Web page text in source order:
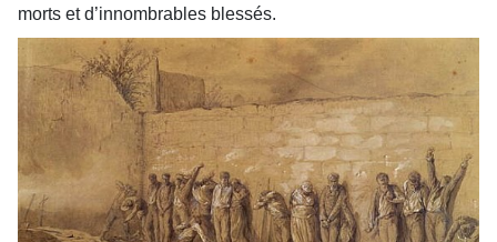
morts et d’innombrables blessés.